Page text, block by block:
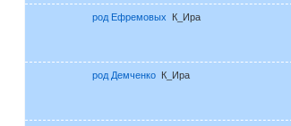
род Ефремовых
К_Ира
род Демченко К_Ира